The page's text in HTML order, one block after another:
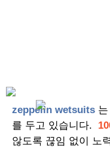
zeppelin wetsuits
를 두고 있습니다.
않도록 끊임 없이 노